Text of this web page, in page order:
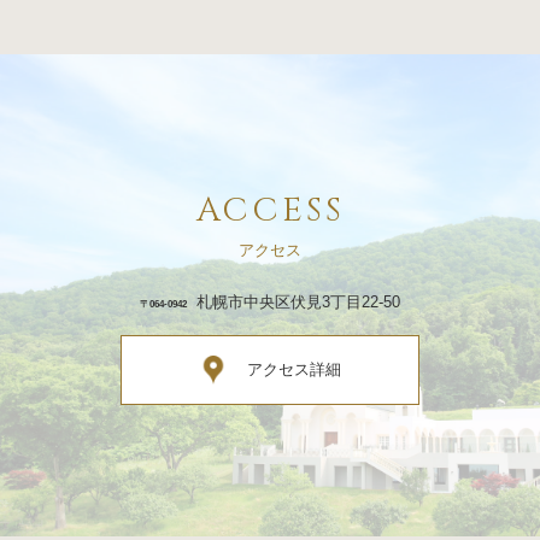
ACCESS
アクセス
〒064-0942 札幌市中央区伏見3丁目22-50
アクセス詳細